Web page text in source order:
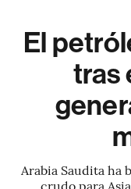
El
tras
Arabia Saudita ha
crudo para